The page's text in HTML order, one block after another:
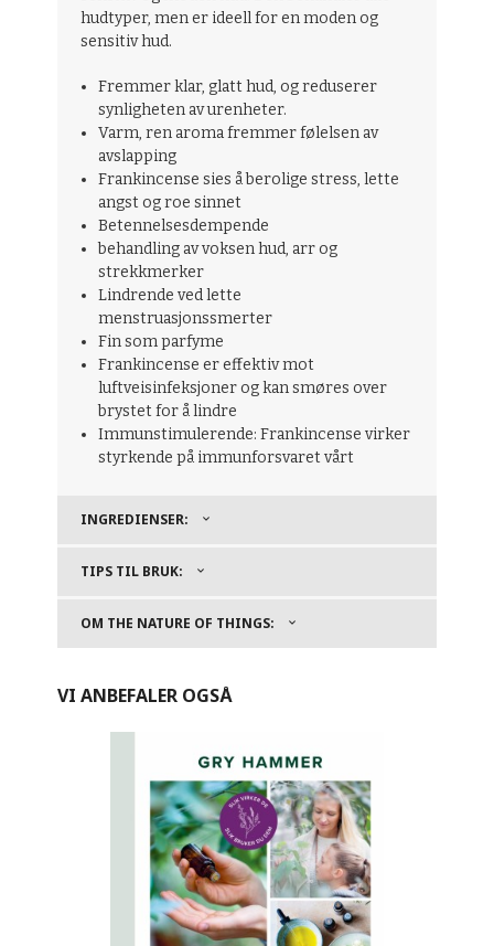
hudtyper, men er ideell for en moden og
sensitiv hud.
Fremmer klar, glatt hud, og reduserer
synligheten av urenheter.
Varm, ren aroma fremmer følelsen av
avslapping
Frankincense sies å berolige stress, lette
angst og roe sinnet
Betennelsesdempende
behandling av voksen hud, arr og
strekkmerker
Lindrende ved lette
menstruasjonssmerter
Fin som parfyme
Frankincense er effektiv mot
luftveisinfeksjoner og kan smøres over
brystet for å lindre
Immunstimulerende: Frankincense virker
styrkende på immunforsvaret vårt
INGREDIENSER:
TIPS TIL BRUK:
OM THE NATURE OF THINGS:
VI ANBEFALER OGSÅ